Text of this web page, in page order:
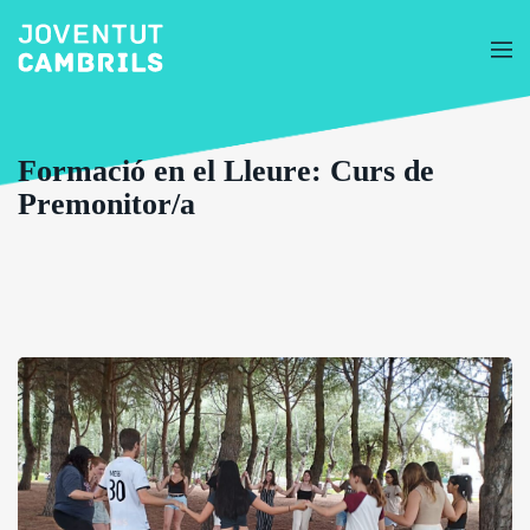
Formació en el Lleure: Curs de
Premonitor/a